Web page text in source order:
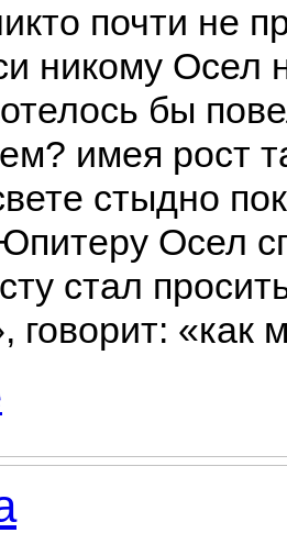
почти не
никому Осел
бы
рост
стыдно
Осел
просить
говорит: «как